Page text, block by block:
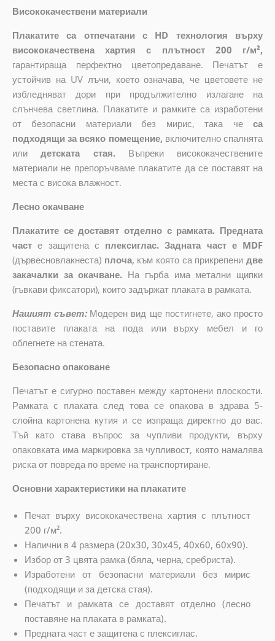
Висококачествени материали
Плакатите са отпечатани с HD технология върху
висококачествена хартия с плътност 200 г/м²,
гарантираща перфектно цветопредаване. Печатът е
устойчив на UV лъчи, което означава, че цветовете не
избледняват дори при продължително излагане на
слънчева светлина. Плакатите и рамките са изработени
от безопасни материали без мирис, така че
са
подходящи за всяко помещение, включително спалнята
или
детската стая.
Въпреки висококачествените
материали не препоръчваме плакатите да се поставят на
места с висока влажност.
Лесно окачване
Плакатите се доставят отделно с рамката. Предната
част е защитена с плексиглас. Задната част е MDF
(дървесновлакнеста) плоча, към която са прикрепени две
закачалки за окачване. На гърба има метални щипки
(гъвкави фиксатори), които задържат плаката в рамката.
Нашият съвет: Модерен вид ще постигнете, ако просто
поставите плаката на пода или върху мебел и го
облегнете на стената.
Безопасно опаковане
Печатът е сигурно поставен между картонени плоскости.
Рамката с плаката след това се опакова в здрава 5-
слойна картонена кутия и се изпраща директно до вас.
Тъй като става въпрос за чупливи продукти, върху
опаковката има маркировка за чупливост, която намалява
риска от повреда по време на транспортиране.
Основни характеристики на плакатите
Печат върху висококачествена хартия с плътност
200 г/м².
Налични в 4 размера (20x30, 30x45, 40x60, 60x90).
Избор от 3 цвята рамка (бяла, черна, сребриста).
Изработени от безопасни материали без мирис
(подходящи и за детска стая).
Печатът и рамката се доставят отделно (лесно
поставяне на плаката в рамката).
Предната част е защитена с плексиглас.